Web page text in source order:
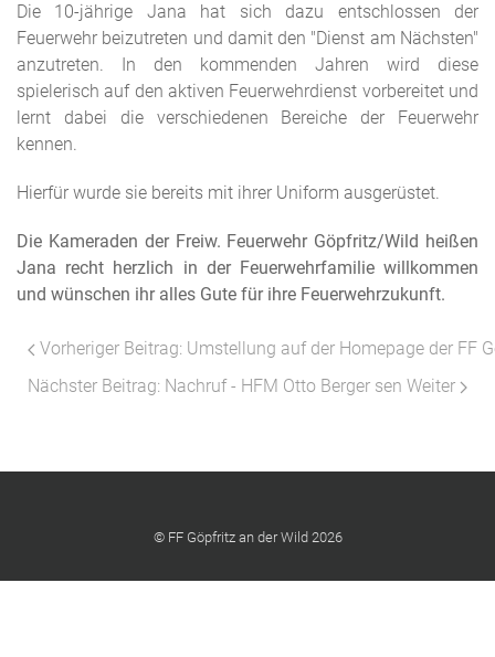
Die 10-jährige Jana hat sich dazu entschlossen der
Feuerwehr beizutreten und damit den "Dienst am Nächsten"
anzutreten. In den kommenden Jahren wird diese
spielerisch auf den aktiven Feuerwehrdienst vorbereitet und
lernt dabei die verschiedenen Bereiche der Feuerwehr
kennen.
Hierfür wurde sie bereits mit ihrer Uniform ausgerüstet.
Die Kameraden der Freiw. Feuerwehr Göpfritz/Wild heißen
Jana recht herzlich in der Feuerwehrfamilie willkommen
und wünschen ihr alles Gute für ihre Feuerwehrzukunft.
Vorheriger Beitrag: Umstellung auf der Homepage der FF
Nächster Beitrag: Nachruf - HFM Otto Berger sen Weiter
© FF Göpfritz an der Wild 2026